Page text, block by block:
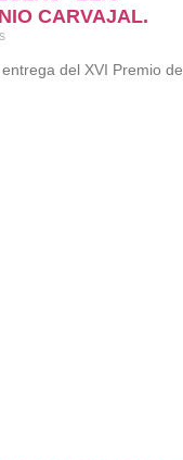
CARVAJAL.
del XVI Premio de